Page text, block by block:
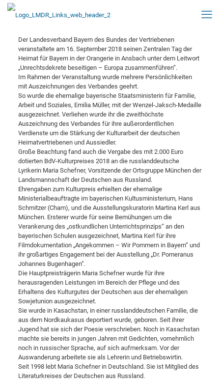
Der Landesverband Bayern des Bundes der Vertriebenen
veranstaltete am 16. September 2018 seinen Zentralen Tag der
Heimat für Bayern in der Orangerie in Ansbach unter dem Leitwort
„Unrechtsdekrete beseitigen – Europa zusammenführen“.
Im Rahmen der Veranstaltung wurde mehrere Persönlichkeiten
mit Auszeichnungen des Verbandes geehrt.
So wurde die ehemalige bayerische Staatsministerin für Familie,
Arbeit und Soziales, Emilia Müller, mit der Wenzel-Jaksch-Medaille
ausgezeichnet. Verliehen wurde ihr die zweithöchste
Auszeichnung des Verbandes für ihre außerordentlichen
Verdienste um die Stärkung der Kulturarbeit der deutschen
Heimatvertriebenen und Aussiedler.
Große Beachtung fand auch die Vergabe des mit 2.000 Euro
dotierten BdV-Kulturpreises 2018 an die russlanddeutsche
Lyrikerin Maria Schefner, Vorsitzende der Ortsgruppe München der
Landsmannschaft der Deutschen aus Russland.
Ehrengaben zum Kulturpreis erhielten der ehemalige
Ministerialbeauftragte im bayerischen Kultusministerium, Hans
Schmitzer (Cham), und die Ausstellungskuratorin Martina Kerl aus
München. Ersterer wurde für seine Bemühungen um die
Verankerung des „ostkundlichen Unterrichtsprinzips“ an den
bayerischen Schulen ausgezeichnet, Martina Kerl für ihre
Filmdokumentation „Angekommen – Wir Pommern in Bayern“ und
ihr großartiges Engagement bei der Ausstellung „Dr. Pomeranus
Johannes Bugenhagen“.
Die Hauptpreisträgerin Maria Schefner wurde für ihre
herausragenden Leistungen im Bereich der Pflege und des
Erhaltens des Kulturgutes der Deutschen aus der ehemaligen
Sowjetunion ausgezeichnet.
Sie wurde in Kasachstan, in einer russlanddeutschen Familie, die
aus dem Nordkaukasus deportiert wurde, geboren. Seit ihrer
Jugend hat sie sich der Poesie verschrieben. Noch in Kasachstan
machte sie bereits in jungen Jahren mit Gedichten, vornehmlich
noch in russischer Sprache, auf sich aufmerksam. Vor der
Auswanderung arbeitete sie als Lehrerin und Betriebswirtin.
Seit 1998 lebt Maria Schefner in Deutschland. Sie ist Mitglied des
Literaturkreises der Deutschen aus Russland.